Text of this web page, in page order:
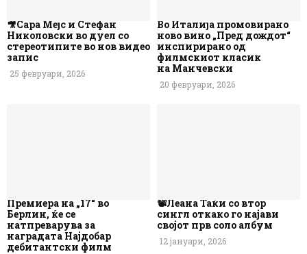
🎥Сара Мејс и Стефан
Николовски во дуел со
стереотипите во нов видео
запис
25 февруари, 2026
Во Италија промовирано
ново вино „Пред дождот“
инспирирано од
филмскиот класик
на Манчевски
20 февруари, 2026
Премиера на „17“ во
Берлин, ќе се
натпреварува за
наградата Најдобар
дебитантски филм
📽️Леана Таќи со втор
сингл откако го најави
својот прв соло албум
12 јануари, 2026